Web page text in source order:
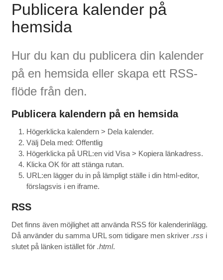
Publicera kalender på
hemsida
Hur du kan du publicera din kalender
på en hemsida eller skapa ett RSS-
flöde från den.
Publicera kalendern på en hemsida
Högerklicka kalendern > Dela kalender.
Välj Dela med: Offentlig
Högerklicka på URL:en vid Visa > Kopiera länkadress.
Klicka OK för att stänga rutan.
URL:en lägger du in på lämpligt ställe i din html-editor,
förslagsvis i en iframe.
RSS
Det finns även möjlighet att använda RSS för kalenderinlägg.
Då använder du samma URL som tidigare men skriver .rss i
slutet på länken istället för .html.